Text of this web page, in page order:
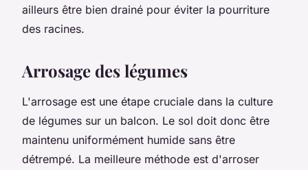
ailleurs être bien drainé pour éviter la pourriture
des racines.
Arrosage des légumes
L'arrosage est une étape cruciale dans la culture
de légumes sur un balcon. Le sol doit donc être
maintenu uniformément humide sans être
détrempé. La meilleure méthode est d'arroser